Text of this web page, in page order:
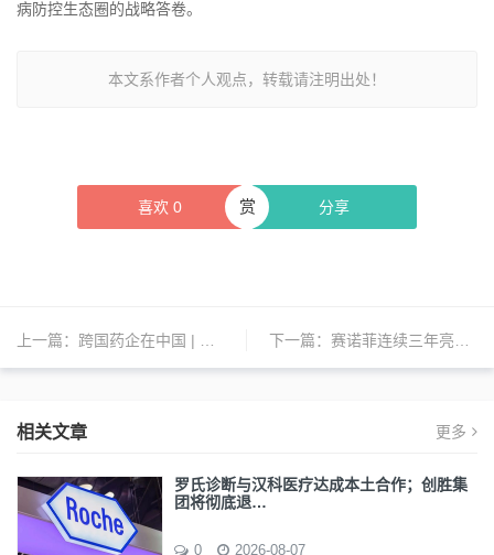
病防控生态圈的战略答卷。
本文系作者个人观点，转载请注明出处！
喜欢 0 分享
赏
上一篇： 跨国药企在中国 | 诺和诺德、安斯泰来、第一三共、诺华、因美纳、科利耳、百时美施贵宝、皮尔法伯、辉瑞、罗氏诊断、礼来等新动态 下一篇： 赛诺菲连续三年亮相链博会深耕端到端价值链
相关文章 更多
罗氏诊断与汉科医疗达成本土合作；创胜集
团将彻底退…
0 2026-08-07